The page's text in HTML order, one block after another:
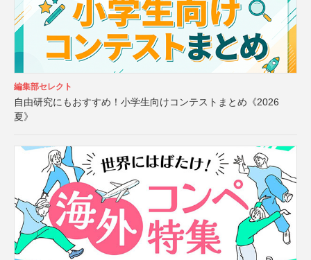
編集部セレクト
自由研究にもおすすめ！小学生向けコンテストまとめ《2026
夏》